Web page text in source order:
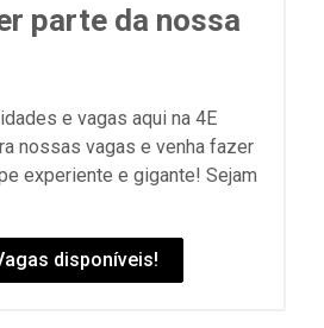
parte da nossa
e vagas aqui na 4E
nossas vagas e venha fazer
experiente e gigante! Sejam
disponíveis!